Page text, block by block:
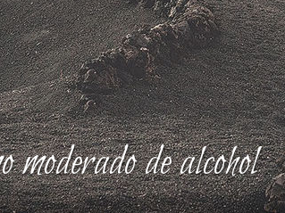
moderado de alcohol